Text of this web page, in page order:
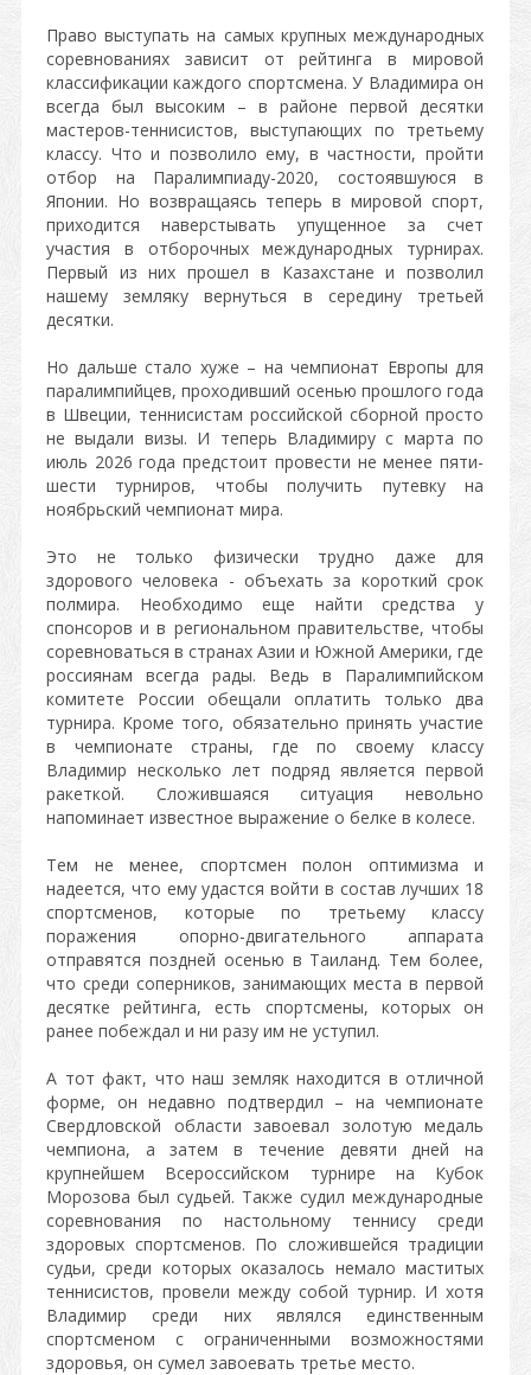
Право выступать на самых крупных международных
соревнованиях зависит от рейтинга в мировой
классификации каждого спортсмена. У Владимира он
всегда был высоким – в районе первой десятки
мастеров-теннисистов, выступающих по третьему
классу. Что и позволило ему, в частности, пройти
отбор на Паралимпиаду-2020, состоявшуюся в
Японии. Но возвращаясь теперь в мировой спорт,
приходится наверстывать упущенное за счет
участия в отборочных международных турнирах.
Первый из них прошел в Казахстане и позволил
нашему земляку вернуться в середину третьей
десятки.
Но дальше стало хуже – на чемпионат Европы для
паралимпийцев, проходивший осенью прошлого года
в Швеции, теннисистам российской сборной просто
не выдали визы. И теперь Владимиру с марта по
июль 2026 года предстоит провести не менее пяти-
шести турниров, чтобы получить путевку на
ноябрьский чемпионат мира.
Это не только физически трудно даже для
здорового человека - объехать за короткий срок
полмира. Необходимо еще найти средства у
спонсоров и в региональном правительстве, чтобы
соревноваться в странах Азии и Южной Америки, где
россиянам всегда рады. Ведь в Паралимпийском
комитете России обещали оплатить только два
турнира. Кроме того, обязательно принять участие
в чемпионате страны, где по своему классу
Владимир несколько лет подряд является первой
ракеткой. Сложившаяся ситуация невольно
напоминает известное выражение о белке в колесе.
Тем не менее, спортсмен полон оптимизма и
надеется, что ему удастся войти в состав лучших 18
спортсменов, которые по третьему классу
поражения опорно-двигательного аппарата
отправятся поздней осенью в Таиланд. Тем более,
что среди соперников, занимающих места в первой
десятке рейтинга, есть спортсмены, которых он
ранее побеждал и ни разу им не уступил.
А тот факт, что наш земляк находится в отличной
форме, он недавно подтвердил – на чемпионате
Свердловской области завоевал золотую медаль
чемпиона, а затем в течение девяти дней на
крупнейшем Всероссийском турнире на Кубок
Морозова был судьей. Также судил международные
соревнования по настольному теннису среди
здоровых спортсменов. По сложившейся традиции
судьи, среди которых оказалось немало маститых
теннисистов, провели между собой турнир. И хотя
Владимир среди них являлся единственным
спортсменом с ограниченными возможностями
здоровья, он сумел завоевать третье место.